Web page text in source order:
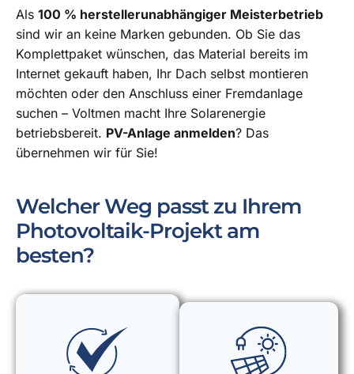
Als 100 % herstellerunabhängiger Meisterbetrieb
sind wir an keine Marken gebunden. Ob Sie das
Komplettpaket wünschen, das Material bereits im
Internet gekauft haben, Ihr Dach selbst montieren
möchten oder den Anschluss einer Fremdanlage
suchen – Voltmen macht Ihre Solarenergie
betriebsbereit. PV-Anlage anmelden? Das
übernehmen wir für Sie!
Welcher Weg passt zu Ihrem
Photovoltaik-Projekt am
besten?